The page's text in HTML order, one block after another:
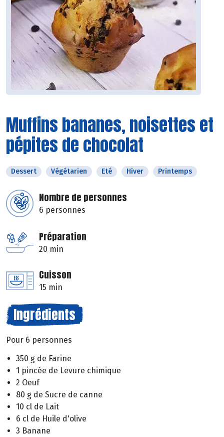
Muffins bananes, noisettes et
pépites de chocolat
Dessert Végétarien Eté Hiver Printemps
Nombre de personnes
6 personnes
Préparation
20 min
Cuisson
15 min
Ingrédients
Pour 6 personnes
350 g de Farine
1 pincée de Levure chimique
2 Oeuf
80 g de Sucre de canne
10 cl de Lait
6 cl de Huile d'olive
3 Banane